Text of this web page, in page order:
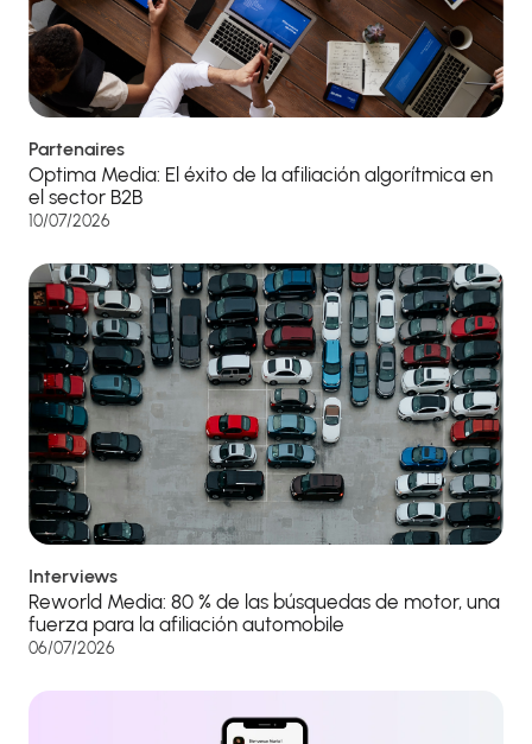
Partenaires
Optima Media: El éxito de la afiliación algorítmica en
el sector B2B
10/07/2026
Interviews
Reworld Media: 80 % de las búsquedas de motor, una
fuerza para la afiliación automobile
06/07/2026